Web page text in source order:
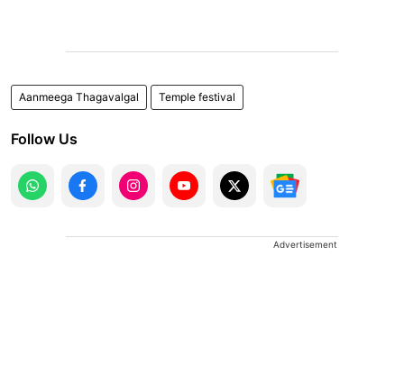
Aanmeega Thagavalgal Temple festival
Follow Us
Advertisement